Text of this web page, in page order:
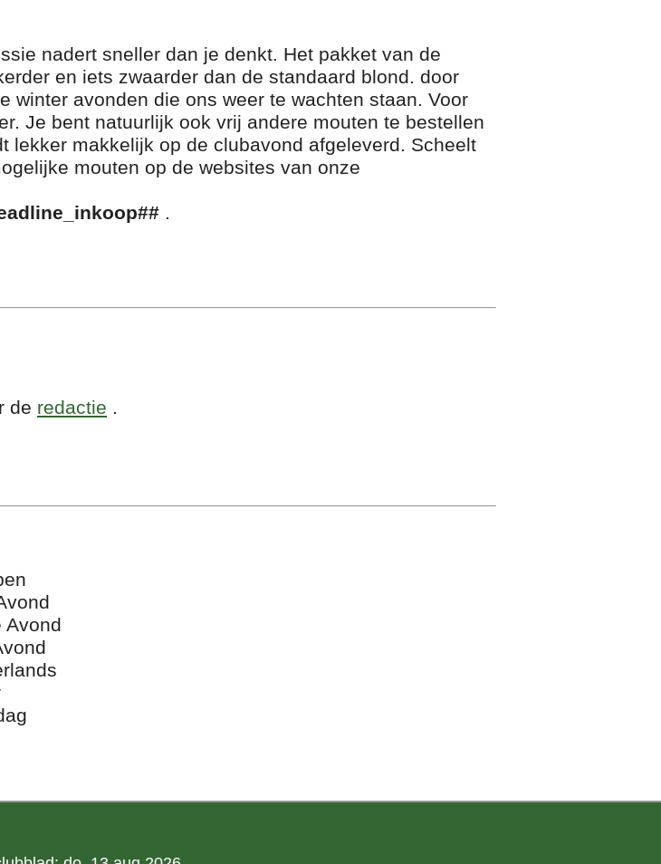
nadert sneller dan je denkt. Het pakket van de
en iets zwaarder dan de standaard blond. door
winter avonden die ons weer te wachten staan. Voor
Je bent natuurlijk ook vrij andere mouten te bestellen
lekker makkelijk op de clubavond afgeleverd. Scheelt
mouten op de websites van onze
.
de redactie .
Avond